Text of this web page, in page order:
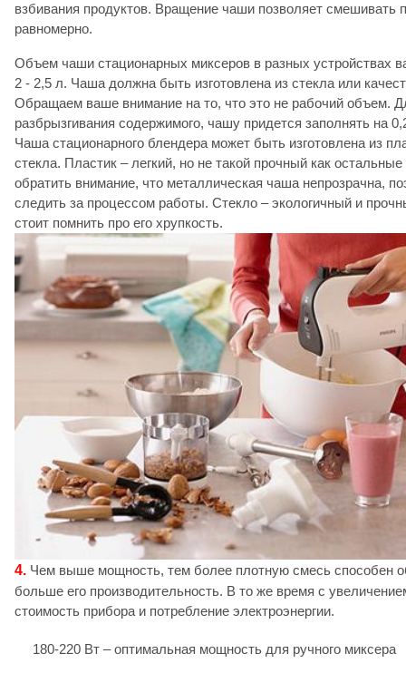
взбивания продуктов. Вращение чаши позволяет смешивать
равномерно.
Объем чаши стационарных миксеров в разных устройствах
2 - 2,5 л. Чаша должна быть изготовлена из стекла или
Обращаем ваше внимание на то, что это не рабочий объем.
разбрызгивания содержимого, чашу придется заполнять на
Чаша стационарного блендера может быть изготовлена из
стекла. Пластик – легкий, но не такой прочный как
обратить внимание, что металлическая чаша непрозрачна,
следить за процессом работы. Стекло – экологичный и
стоит помнить про его хрупкость.
4. Чем выше мощность, тем более плотную смесь способен
больше его производительность. В то же время с
стоимость прибора и потребление электроэнергии.
180-220 Вт – оптимальная мощность для ручного миксера